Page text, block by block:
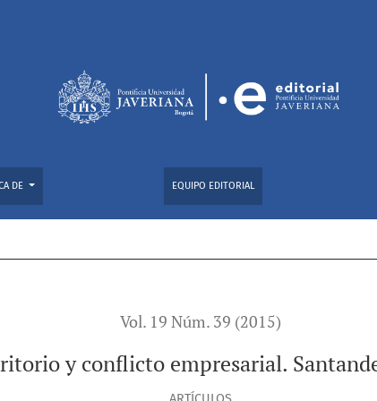
1878-1882
DE EQUIPO EDITORIAL
Vol. 19 Núm. 39 (2015)
y conflicto empresarial.